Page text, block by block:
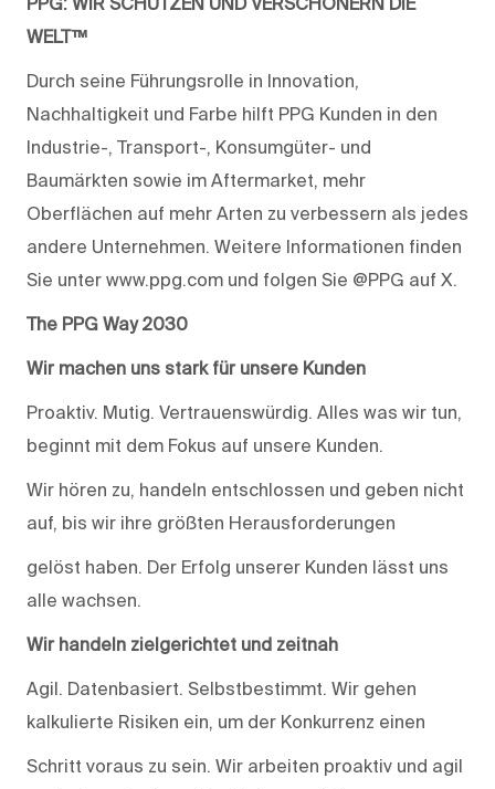
WELT™
Durch seine Führungsrolle in Innovation,
Nachhaltigkeit und Farbe hilft PPG Kunden in den
Industrie-, Transport-, Konsumgüter- und
Baumärkten sowie im Aftermarket, mehr
Oberflächen auf mehr Arten zu verbessern als jedes
andere Unternehmen. Weitere Informationen finden
Sie unter www.ppg.com und folgen Sie @PPG auf X.
The PPG Way 2030
Wir machen uns stark für unsere Kunden
Proaktiv. Mutig. Vertrauenswürdig. Alles was wir tun,
beginnt mit dem Fokus auf unsere Kunden.
Wir hören zu, handeln entschlossen und geben nicht
auf, bis wir ihre größten Herausforderungen
gelöst haben. Der Erfolg unserer Kunden lässt uns
alle wachsen.
Wir handeln zielgerichtet und zeitnah
Agil. Datenbasiert. Selbstbestimmt. Wir gehen
kalkulierte Risiken ein, um der Konkurrenz einen
Schritt voraus zu sein. Wir arbeiten proaktiv und agil